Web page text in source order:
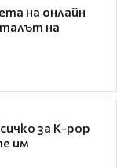
на онлайн
на
за K-pop
им